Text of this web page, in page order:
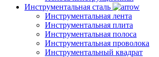
Инструментальная сталь
Инструментальная лента
Инструментальная плита
Инструментальная полоса
Инструментальная проволока
Инструментальный квадрат